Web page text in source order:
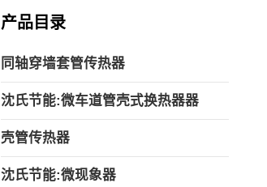
产品目录
同轴穿墙套管传热器
沈氏节能:微车道管壳式换热器器
壳管传热器
沈氏节能:微现象器